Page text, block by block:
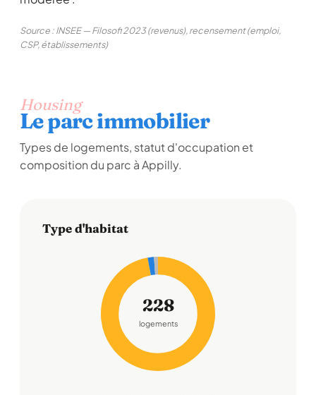
Source : INSEE — Filosofi 2023 (revenus), recensement (emploi,
CSP, établissements)
Housing
Le parc immobilier
Types de logements, statut d'occupation et
composition du parc à Appilly.
Type d'habitat
228
logements